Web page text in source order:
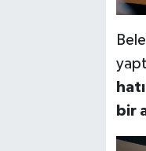
bir